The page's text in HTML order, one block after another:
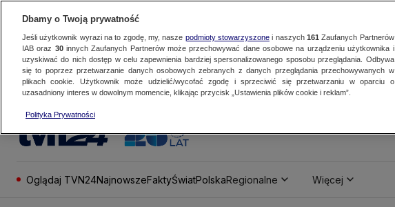
Oglądaj TVN24NajnowszeFaktyŚwiatPolskaRegionalne Więcej
Dbamy o Twoją prywatność
Jeśli użytkownik wyrazi na to zgodę, my, nasze podmioty stowarzyszonei naszych 161 Zaufanych Partnerów
IAB oraz 30innych Zaufanych Partnerów może przechowywać dane osobowe na urządzeniu użytkownika i
uzyskiwać do nich dostęp w celu zapewnienia bardziej spersonalizowanego sposobu przeglądania. Odbywa
się to poprzez przetwarzanie danych osobowych zebranych z danych przeglądania przechowywanych w
plikach cookie. Użytkownik może udzielić/wycofać zgodę i sprzeciwić się przetwarzaniu w oparciu o
uzasadniony interes w dowolnym momencie, klikając przycisk „Ustawienia plików cookie i reklam”.
Polityka Prywatności